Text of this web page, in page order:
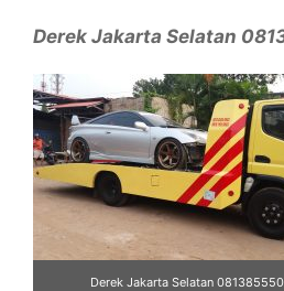
Derek Jakarta Selatan
Derek Jakarta Selatan